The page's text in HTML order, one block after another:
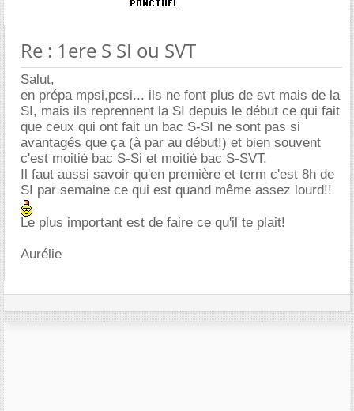
Re : 1ere S SI ou SVT
Salut,
en prépa mpsi,pcsi... ils ne font plus de svt mais de la
SI, mais ils reprennent la SI depuis le début ce qui fait
que ceux qui ont fait un bac S-SI ne sont pas si
avantagés que ça (à par au début!) et bien souvent
c'est moitié bac S-Si et moitié bac S-SVT.
Il faut aussi savoir qu'en première et term c'est 8h de
SI par semaine ce qui est quand même assez lourd!!
Le plus important est de faire ce qu'il te plait!
Aurélie